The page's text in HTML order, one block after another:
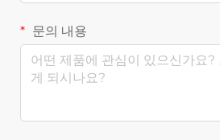
문의 내용